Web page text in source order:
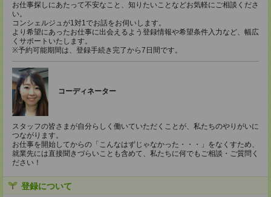
お仕事探しにあたって不安なこと、知りたいことなどお気軽にご相談くださ
い。
コンシェルジュが1対1でお話をお伺いします。
より希望にあったお仕事に出会えるよう登録情報や希望条件入力など、幅広
くサポートいたします。
※予約可能期間は、登録手続き完了から7日間です。
コーディネーター
スタッフの皆さまが自分らしく働いていただくことが、私たちのやりがいに
つながります。
お仕事を開始してからの「こんなはずじゃなかった・・・」をなくすため、
就業先には直接聞きづらいことも含めて、私たちに何でもご相談・ご質問く
ださい！
登録について